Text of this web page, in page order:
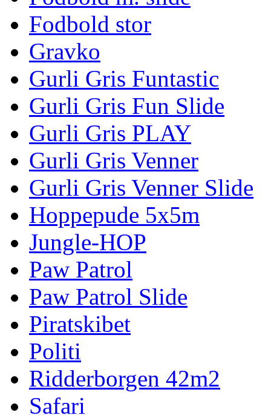
Fodbold stor
Gravko
Gurli Gris Funtastic
Gurli Gris Fun Slide
Gurli Gris PLAY
Gurli Gris Venner
Gurli Gris Venner Slide
Hoppepude 5x5m
Jungle-HOP
Paw Patrol
Paw Patrol Slide
Piratskibet
Politi
Ridderborgen 42m2
Safari